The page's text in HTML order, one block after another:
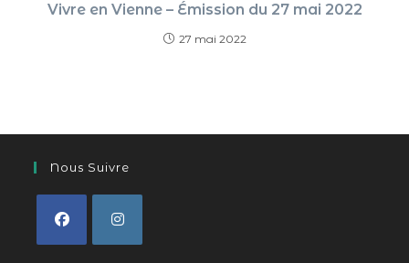
Vivre en Vienne – Émission du 27 mai 2022
27 mai 2022
Nous Suivre